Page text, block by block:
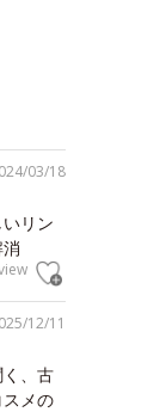
03/18
リン
12/11
、古
メの